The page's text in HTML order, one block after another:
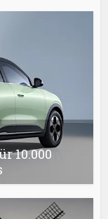
10.000